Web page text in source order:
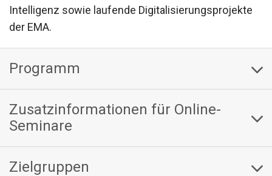
Intelligenz sowie laufende Digitalisierungsprojekte
der EMA.
Programm
Zusatzinformationen für Online-
Seminare
Zielgruppen